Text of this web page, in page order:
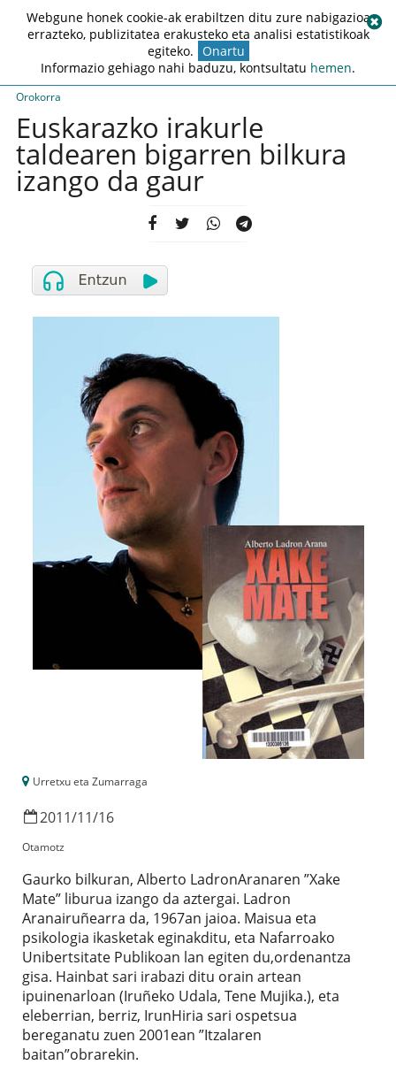
Orokorra
Euskarazko irakurle
taldearen bigarren bilkura
izango da gaur
Urretxu eta Zumarraga
2011/11/16
Otamotz
Gaurko bilkuran, Alberto LadronAranaren ”Xake
Mate” liburua izango da aztergai. Ladron
Aranairuñearra da, 1967an jaioa. Maisua eta
psikologia ikasketak eginakditu, eta Nafarroako
Unibertsitate Publikoan lan egiten du,ordenantza
gisa. Hainbat sari irabazi ditu orain artean
ipuinenarloan (Iruñeko Udala, Tene Mujika.), eta
eleberrian, berriz, IrunHiria sari ospetsua
bereganatu zuen 2001ean ”Itzalaren
baitan”obrarekin.
Webgune honek cookie-ak erabiltzen ditu zure nabigazioa
errazteko, publizitatea erakusteko eta analisi estatistikoak
egiteko. Onartu
Informazio gehiago nahi baduzu, kontsultatu hemen.